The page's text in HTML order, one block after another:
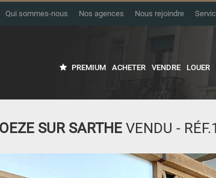
Qui sommes-nous Nos agences Nous rejoindre
PREMIUM ACHETER VENDRE LOUER
SUR SARTHE VENDU -